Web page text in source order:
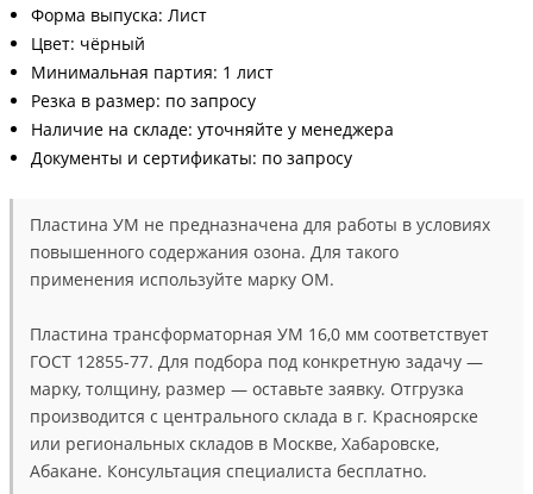
Форма выпуска: Лист
Цвет: чёрный
Минимальная партия: 1 лист
Резка в размер: по запросу
Наличие на складе: уточняйте у менеджера
Документы и сертификаты: по запросу
Пластина УМ не предназначена для работы в условиях
повышенного содержания озона. Для такого
применения используйте марку ОМ.
Пластина трансформаторная УМ 16,0 мм соответствует
ГОСТ 12855-77. Для подбора под конкретную задачу —
марку, толщину, размер — оставьте заявку. Отгрузка
производится с центрального склада в г. Красноярске
или региональных складов в Москве, Хабаровске,
Абакане. Консультация специалиста бесплатно.